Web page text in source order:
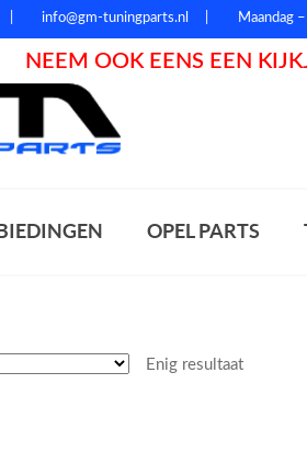
info@gm-tuningparts.nl Maandag
NEEM OOK EENS EEN
OPEL PARTS
Enig resultaat